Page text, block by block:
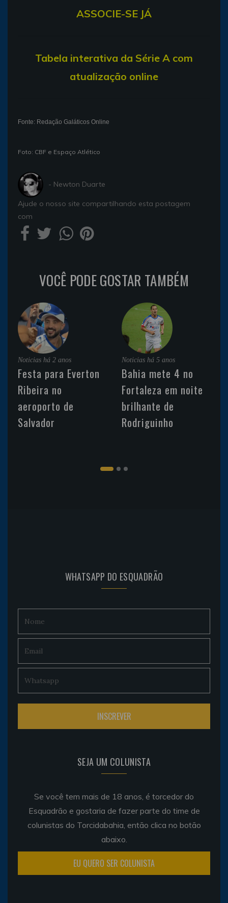
ASSOCIE-SE JÁ
Tabela interativa da Série A com
atualização online
Fonte: Redação Galáticos Online
Foto: CBF e Espaço Atlético
- Newton Duarte
Ajude o nosso site compartilhando esta postagem
com
VOCÊ PODE GOSTAR TAMBÉM
Noticias há 2 anos
Festa para Everton
Ribeira no
aeroporto de
Salvador
Noticias há 5 anos
Bahia mete 4 no
Fortaleza em noite
brilhante de
Rodriguinho
WHATSAPP DO ESQUADRÃO
SEJA UM COLUNISTA
Se você tem mais de 18 anos, é torcedor do
Esquadrão e gostaria de fazer parte do time de
colunistas do Torcidabahia, então clica no botão
abaixo.
EU QUERO SER COLUNISTA